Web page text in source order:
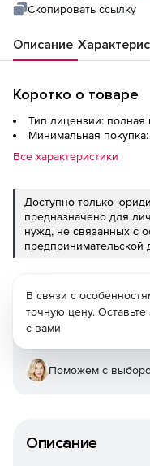
Скопировать ссылку
Описание
Коротко о товаре
Тип лицензии: полная
Минимальная покупка:
Все характеристики
Доступно только
предназначено для
нужд, не связанных с
предпринимательской
Описание
В связи с
точную цену.
с вами
Поможем с